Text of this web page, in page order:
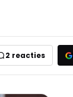
2 reacties